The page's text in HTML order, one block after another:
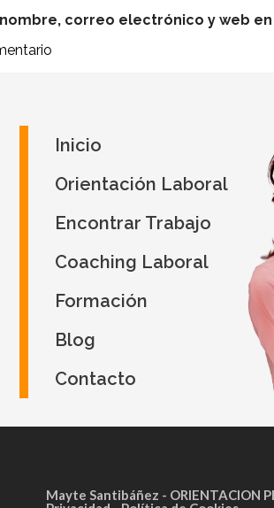
correo electrónico y web
Inicio
Orientación Laboral
Encontrar Trabajo
Coaching Laboral
Formación
Blog
Contacto
Mayte Santibáñez - ORIENTACION